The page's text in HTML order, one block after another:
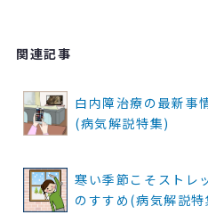
関連記事
白内障治療の最新事
(病気解説特集)
寒い季節こそストレ
のすすめ(病気解説特